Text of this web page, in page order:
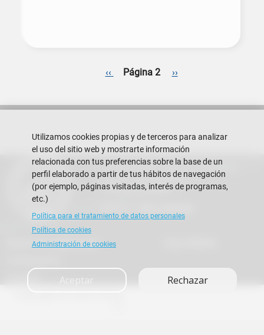
Página anterior
‹‹ Página 2 Siguiente página
››
Utilizamos cookies propias y de terceros para analizar
el uso del sitio web y mostrarte información
relacionada con tus preferencias sobre la base de un
perfil elaborado a partir de tus hábitos de navegación
(por ejemplo, páginas visitadas, interés de programas,
etc.)
Política para el tratamiento de datos personales
Política de cookies
Administración de cookies
Rechazar
Aceptar
Escuela Superior Politécnica del Litoral
Campus Gustavo Galindo
Guayaquil - Ecuador
Buzón de sugerencias
Eventos